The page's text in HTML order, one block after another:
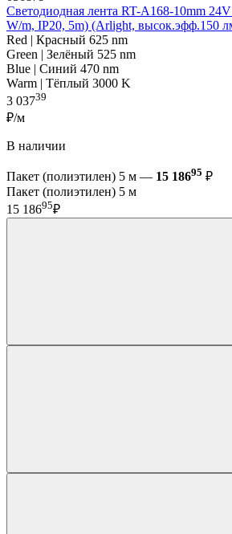
Светодиодная лента RT-A168-10mm
W/m, IP20, 5m) (Arlight, высок.эфф.150
Red | Красный 625 nm
Green | Зелёный 525 nm
Blue | Синий 470 nm
Warm | Тёплый 3000 K
3 03739
₽/м
В наличии
Пакет (полиэтилен) 5 м — 15 18695 ₽
Пакет (полиэтилен) 5 м
15 18695₽